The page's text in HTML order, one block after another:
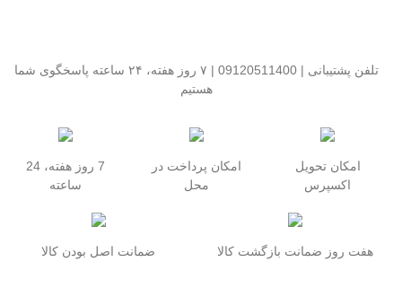
تلفن پشتیبانی | 09120511400 | ۷ روز هفته، ۲۴ ساعته پاسخگوی شما
هستیم
امکان تحویل
اکسپرس
امکان پرداخت در
محل
7 روز هفته، 24
ساعته
هفت روز ضمانت بازگشت کالا ضمانت اصل بودن کالا